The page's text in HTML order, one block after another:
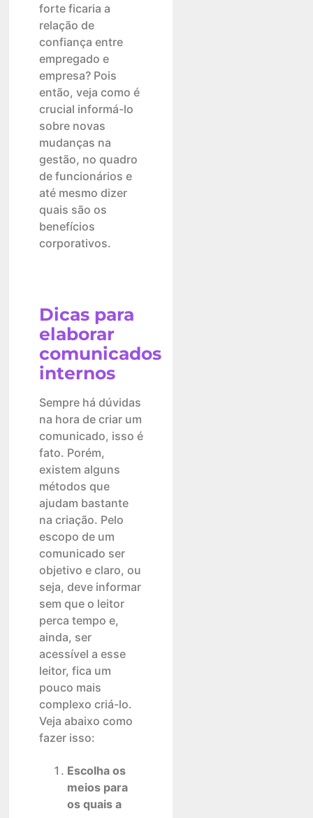
forte ficaria a
relação de
confiança entre
empregado e
empresa? Pois
então, veja como é
crucial informá-lo
sobre novas
mudanças na
gestão, no quadro
de funcionários e
até mesmo dizer
quais são os
benefícios
corporativos.
Dicas para
elaborar
comunicados
internos
Sempre há dúvidas
na hora de criar um
comunicado, isso é
fato. Porém,
existem alguns
métodos que
ajudam bastante
na criação. Pelo
escopo de um
comunicado ser
objetivo e claro, ou
seja, deve informar
sem que o leitor
perca tempo e,
ainda, ser
acessível a esse
leitor, fica um
pouco mais
complexo criá-lo.
Veja abaixo como
fazer isso:
Escolha os
meios para
os quais a